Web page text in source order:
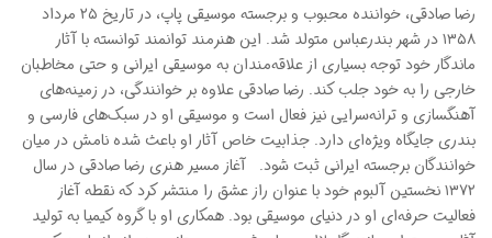
رضا صادقی، خواننده محبوب و برجسته موسیقی پاپ، در تاریخ ۲۵ مرداد
۱۳۵۸ در شهر بندرعباس متولد شد. این هنرمند توانمند توانسته با آثار
ماندگار خود توجه بسیاری از علاقه‌مندان به موسیقی ایرانی و حتی مخاطبان
خارجی را به خود جلب کند. رضا صادقی علاوه بر خوانندگی، در زمینه‌های
آهنگسازی و ترانه‌سرایی نیز فعال است و موسیقی او در سبک‌های فارسی و
بندری جایگاه ویژه‌ای دارد. جذابیت خاص آثار او باعث شده نامش در میان
خوانندگان برجسته ایرانی ثبت شود. آغاز مسیر هنری رضا صادقی در سال
۱۳۷۲ نخستین آلبوم خود با عنوان راز عشق را منتشر کرد که نقطه آغاز
فعالیت حرفه‌ای او در دنیای موسیقی بود. همکاری او با گروه کیمیا به تولید